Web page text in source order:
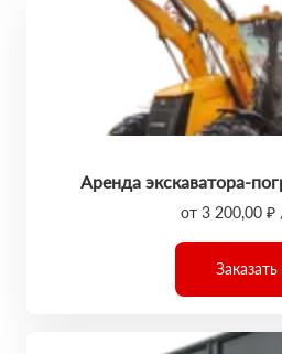
Аренда экскаватора-
от 3 200,00 ₽
Заказать